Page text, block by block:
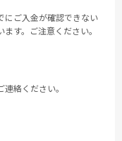
にご入金が確認できない
す。ご注意ください。
絡ください。